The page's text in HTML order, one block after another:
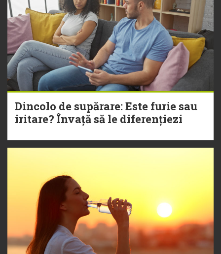
Dincolo de supărare: Este furie sau
iritare? Învață să le diferențiezi